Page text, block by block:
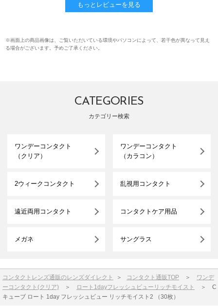
もっとレビューを見る
※画面上の商品画像は、ご覧いただいている環境やパソコンによって、若干色が異なって見え
る場合がございます。予めご了承ください。
CATEGORIES
カテゴリー検索
ワンデーコンタクト
（クリア）
ワンデーコンタクト
（カラコン）
2ウィークコンタクト 乱視用コンタクト
遠近両用コンタクト コンタクトケア用品
メガネ サングラス
コンタクトレンズ通販のレンズダイレクト ＞ コンタクト通販TOP ＞ ワンデ
ーコンタクト(クリア) ＞ ロート1dayフレッシュビューリッチモイスト ＞ C
キューブ ロート 1day フレッシュビュー リッチモイスト2 （30枚）